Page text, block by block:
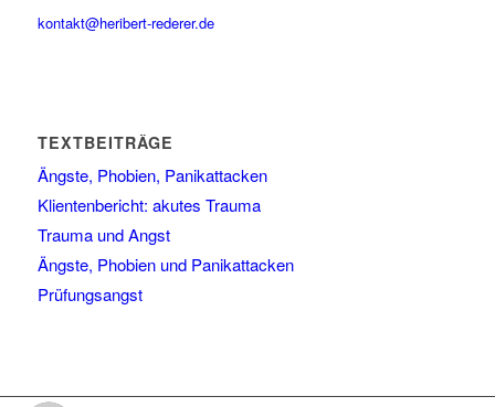
kontakt@heribert-rederer.de
TEXTBEITRÄGE
Ängste, Phobien, Panikattacken
Klientenbericht: akutes Trauma
Trauma und Angst
Ängste, Phobien und Panikattacken
Prüfungsangst